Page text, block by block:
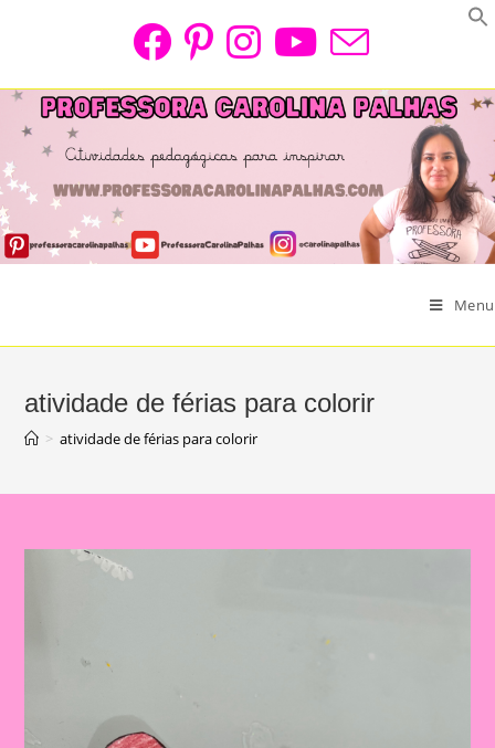
Menu
atividade de férias para colorir
> atividade de férias para colorir